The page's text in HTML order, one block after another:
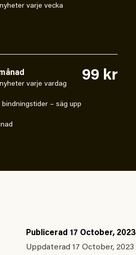
varje vecka
varje vardag
– säg upp
99 kr
Publicerad 17 October, 2023
Uppdaterad 17 October, 2023